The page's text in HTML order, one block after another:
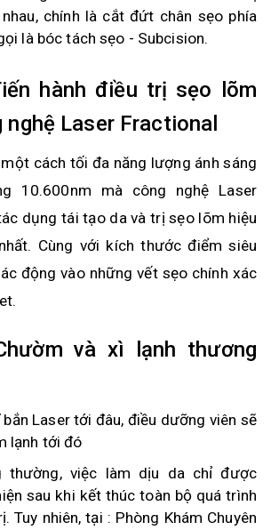
chính là cắt đứt chân sẹo phía
là bóc tách sẹo - Subcision.
hành điều trị sẹo lõm
nghệ Laser Fractional
cách tối đa năng lượng ánh sáng
10.600nm mà công nghệ Laser
dụng tái tạo da và trị sẹo lõm hiệu
Cùng với kích thước điểm siêu
động vào những vết sẹo chính xác
và xì lạnh thương
bắn Laser tới đâu, điều dưỡng viên sẽ
lạnh tới đó
thường, việc làm dịu da chỉ được
sau khi kết thúc toàn bộ quá trình
Tuy nhiên, tại : Phòng Khám Chuyên